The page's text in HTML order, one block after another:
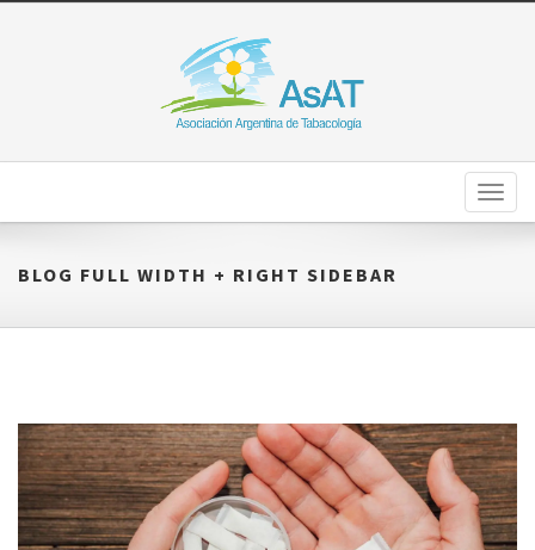
BLOG FULL WIDTH + RIGHT SIDEBAR